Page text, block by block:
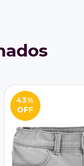
43%
OFF